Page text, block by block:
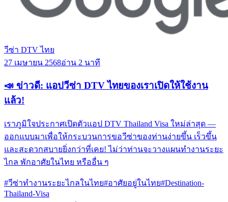
วีซ่า DTV ไทย
27 เมษายน 2568อ่าน 2 นาที
📣 ข่าวดี: แอปวีซ่า DTV ไทยของเราเปิดให้ใช้งาน
แล้ว!
เราภูมิใจประกาศเปิดตัวแอป DTV Thailand Visa ใหม่ล่าสุด —
ออกแบบมาเพื่อให้กระบวนการขอวีซ่าของท่านง่ายขึ้น เร็วขึ้น
และสะดวกสบายยิ่งกว่าที่เคย! ไม่ว่าท่านจะวางแผนทำงานระยะ
ไกล พักอาศัยในไทย หรืออื่น ๆ
#วีซ่าทำงานระยะไกลในไทย#อาศัยอยู่ในไทย#Destination-
Thailand-Visa